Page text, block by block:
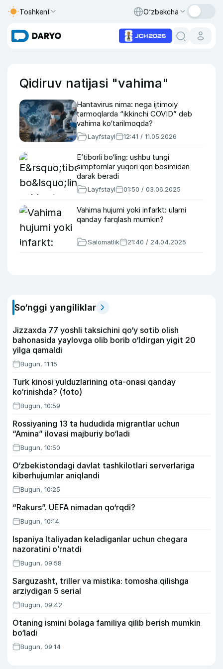
Toshkent O‘zbekcha
Qidiruv natijasi "vahima"
Hantavirus nima: nega ijtimoiy
tarmoqlarda “ikkinchi COVID” deb
vahima ko‘tarilmoqda?
Layfstayl 12:41 / 11.05.2026
E’tiborli bo‘ling: ushbu tungi
simptomlar yuqori qon bosimidan
darak beradi
Layfstayl 01:50 / 03.06.2025
Vahima hujumi yoki infarkt: ularni
qanday farqlash mumkin?
Salomatlik 21:40 / 24.04.2025
So‘nggi yangiliklar
Jizzaxda 77 yoshli taksichini qo‘y sotib olish
bahonasida yaylovga olib borib o‘ldirgan yigit 20
yilga qamaldi
Bugun, 11:15
Turk kinosi yulduzlarining ota-onasi qanday
ko‘rinishda? (foto)
Bugun, 10:59
Rossiyaning 13 ta hududida migrantlar uchun
“Amina” ilovasi majburiy bo‘ladi
Bugun, 10:50
O‘zbekistondagi davlat tashkilotlari serverlariga
kiberhujumlar aniqlandi
Bugun, 10:25
“Rakurs”. UEFA nimadan qo‘rqdi?
Bugun, 10:14
Ispaniya Italiyadan keladiganlar uchun chegara
nazoratini oʻrnatdi
Bugun, 09:58
Sarguzasht, triller va mistika: tomosha qilishga
arziydigan 5 serial
Bugun, 09:42
Otaning ismini bolaga familiya qilib berish mumkin
bo‘ladi
Bugun, 09:14